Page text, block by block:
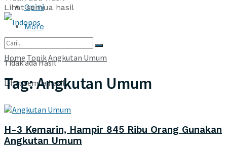
Opini
More
Lihat semua hasil
Tidak ada Hasil
Lihat semua hasil
Home TopikAngkutan Umum
Tag:Angkutan Umum
H-3 Kemarin, Hampir 845 Ribu Orang Gunakan
Angkutan Umum